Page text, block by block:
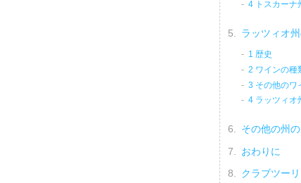
4 トスカーナ
ラッツィオ
1 歴史
2 ワインの種
3 その他のワ
4 ラッツィオ
その他の州
おわりに
クラブツー